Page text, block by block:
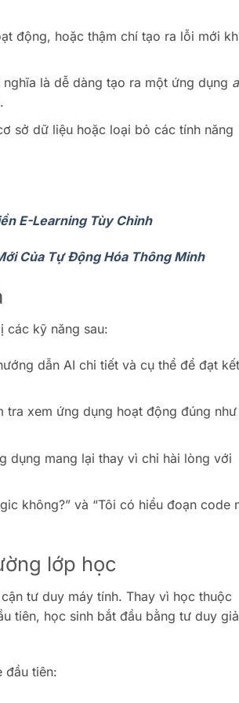
động, hoặc thậm chí tạo ra lỗi mới
là dễ dàng tạo ra một ứng dụng
sở dữ liệu hoặc loại bỏ các tính năng
E-Learning Tùy Chỉnh
Của Tự Động Hóa Thông Minh
các kỹ năng sau:
dẫn AI chi tiết và cụ thể để đạt kết
tra xem ứng dụng hoạt động đúng như
dụng mang lại thay vì chỉ hài lòng với
không?” và “Tôi có hiểu đoạn code
lớp học
tư duy máy tính. Thay vì học thuộc
tiên, học sinh bắt đầu bằng tư duy
đầu tiên: